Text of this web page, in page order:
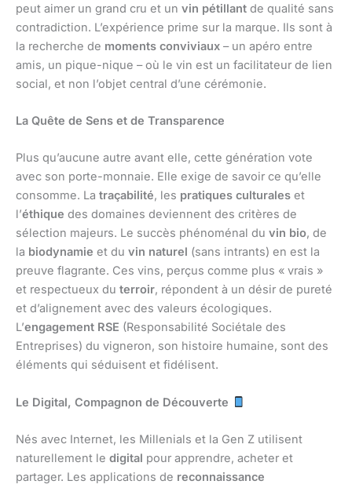
peut aimer un grand cru et un vin pétillant de qualité sans
contradiction. L’expérience prime sur la marque. Ils sont à
la recherche de moments conviviaux – un apéro entre
amis, un pique-nique – où le vin est un facilitateur de lien
social, et non l’objet central d’une cérémonie.
La Quête de Sens et de Transparence
Plus qu’aucune autre avant elle, cette génération vote
avec son porte-monnaie. Elle exige de savoir ce qu’elle
consomme. La traçabilité, les pratiques culturales et
l’éthique des domaines deviennent des critères de
sélection majeurs. Le succès phénoménal du vin bio, de
la biodynamie et du vin naturel (sans intrants) en est la
preuve flagrante. Ces vins, perçus comme plus « vrais »
et respectueux du terroir, répondent à un désir de pureté
et d’alignement avec des valeurs écologiques.
L’engagement RSE (Responsabilité Sociétale des
Entreprises) du vigneron, son histoire humaine, sont des
éléments qui séduisent et fidélisent.
Le Digital, Compagnon de Découverte
Nés avec Internet, les Millenials et la Gen Z utilisent
naturellement le digital pour apprendre, acheter et
partager. Les applications de reconnaissance